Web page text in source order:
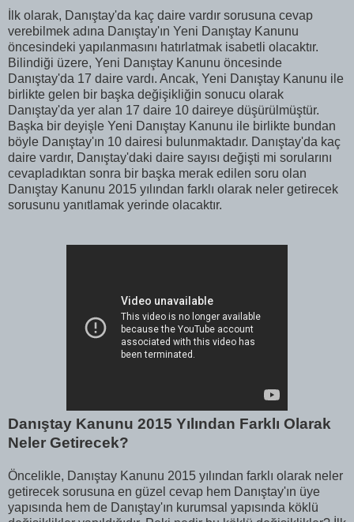
İlk olarak, Danıştay'da kaç daire vardır sorusuna cevap
verebilmek adına Danıştay'ın Yeni Danıştay Kanunu
öncesindeki yapılanmasını hatırlatmak isabetli olacaktır.
Bilindiği üzere, Yeni Danıştay Kanunu öncesinde
Danıştay'da 17 daire vardı. Ancak, Yeni Danıştay Kanunu ile
birlikte gelen bir başka değişikliğin sonucu olarak
Danıştay'da yer alan 17 daire 10 daireye düşürülmüştür.
Başka bir deyişle Yeni Danıştay Kanunu ile birlikte bundan
böyle Danıştay'ın 10 dairesi bulunmaktadır. Danıştay'da kaç
daire vardır, Danıştay'daki daire sayısı değişti mi sorularını
cevapladıktan sonra bir başka merak edilen soru olan
Danıştay Kanunu 2015 yılından farklı olarak neler getirecek
sorusunu yanıtlamak yerinde olacaktır.
Danıştay Kanunu 2015 Yılından Farklı Olarak
Neler Getirecek?
Öncelikle, Danıştay Kanunu 2015 yılından farklı olarak neler
getirecek sorusuna en güzel cevap hem Danıştay'ın üye
yapısında hem de Danıştay'ın kurumsal yapısında köklü